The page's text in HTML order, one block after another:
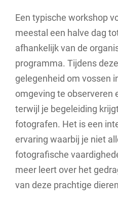
Een typische workshop
meestal een halve dag
afhankelijk van de
programma. Tijdens
gelegenheid om vossen
omgeving te observeren
terwijl je begeleiding
fotografen. Het is een
ervaring waarbij je niet
fotografische
meer leert over het
van deze prachtige